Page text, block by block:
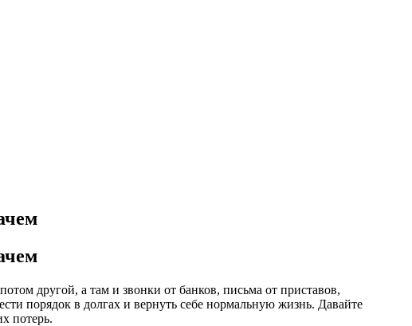
другой, а там и звонки от банков, письма от приставов,
порядок в долгах и вернуть себе нормальную жизнь. Давайте
потерь.